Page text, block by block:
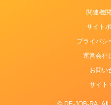
関連機
サイト
プライバシ
運営会社
お問い
サイト